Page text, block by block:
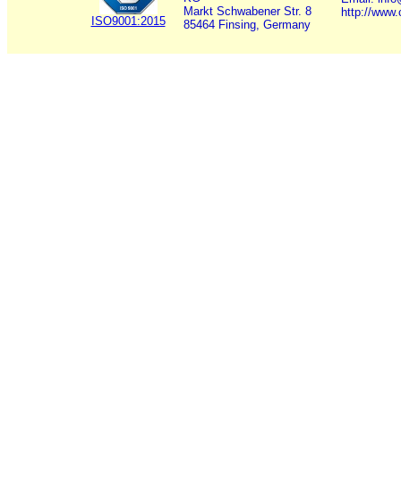
ISO9001:2015
Markt Schwabener Str. 8
85464 Finsing, Germany
http://